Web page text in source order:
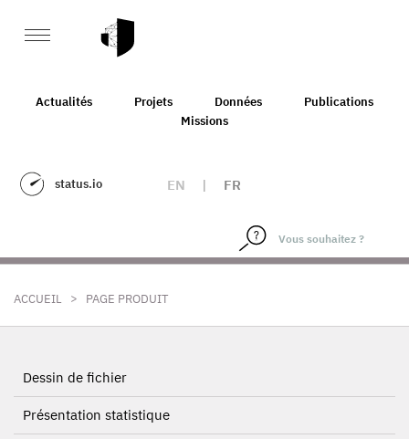
Actualités Projets Données
Publications
Missions
status.io EN | FR
ACCUEIL > PAGE PRODUIT
Dessin de fichier
Présentation statistique